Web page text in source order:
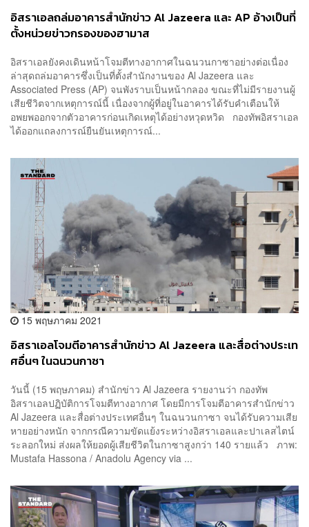
อิสราเอลถล่มอาคารสำนักข่าว Al Jazeera และ AP อ้างเป็นที่
ตั้งหน่วยข่าวกรองของฮามาส
อิสราเอลยังคงเดินหน้าโจมตีทางอากาศในฉนวนกาซาอย่างต่อเนื่อง
ล่าสุดถล่มอาคารซึ่งเป็นที่ตั้งสำนักงานของ Al Jazeera และ
Associated Press (AP) จนพังราบเป็นหน้ากลอง ขณะที่ไม่มีรายงานผู้
เสียชีวิตจากเหตุการณ์นี้ เนื่องจากผู้ที่อยู่ในอาคารได้รับคำเตือนให้
อพยพออกจากตัวอาคารก่อนเกิดเหตุได้อย่างหวุดหวิด กองทัพอิสราเอล
ได้ออกแถลงการณ์ยืนยันเหตุการณ์...
15 พฤษภาคม 2021
อิสราเอลโจมตีอาคารสำนักข่าว Al Jazeera และสื่อต่างประเท
ศอื่นๆ ในฉนวนกาซา
วันนี้ (15 พฤษภาคม) สำนักข่าว Al Jazeera รายงานว่า กองทัพ
อิสราเอลปฏิบัติการโจมตีทางอากาศ โดยมีการโจมตีอาคารสำนักข่าว
Al Jazeera และสื่อต่างประเทศอื่นๆ ในฉนวนกาซา จนได้รับความเสีย
หายอย่างหนัก จากกรณีความขัดแย้งระหว่างอิสราเอลและปาเลสไตน์
ระลอกใหม่ ส่งผลให้ยอดผู้เสียชีวิตในกาซาสูงกว่า 140 รายแล้ว ภาพ:
Mustafa Hassona / Anadolu Agency via ...